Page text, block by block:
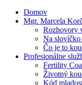
Domov
Mgr. Marcela
Rozhovory
Na
Čo je to
Profesionálne
Fertility
Životný
Kód